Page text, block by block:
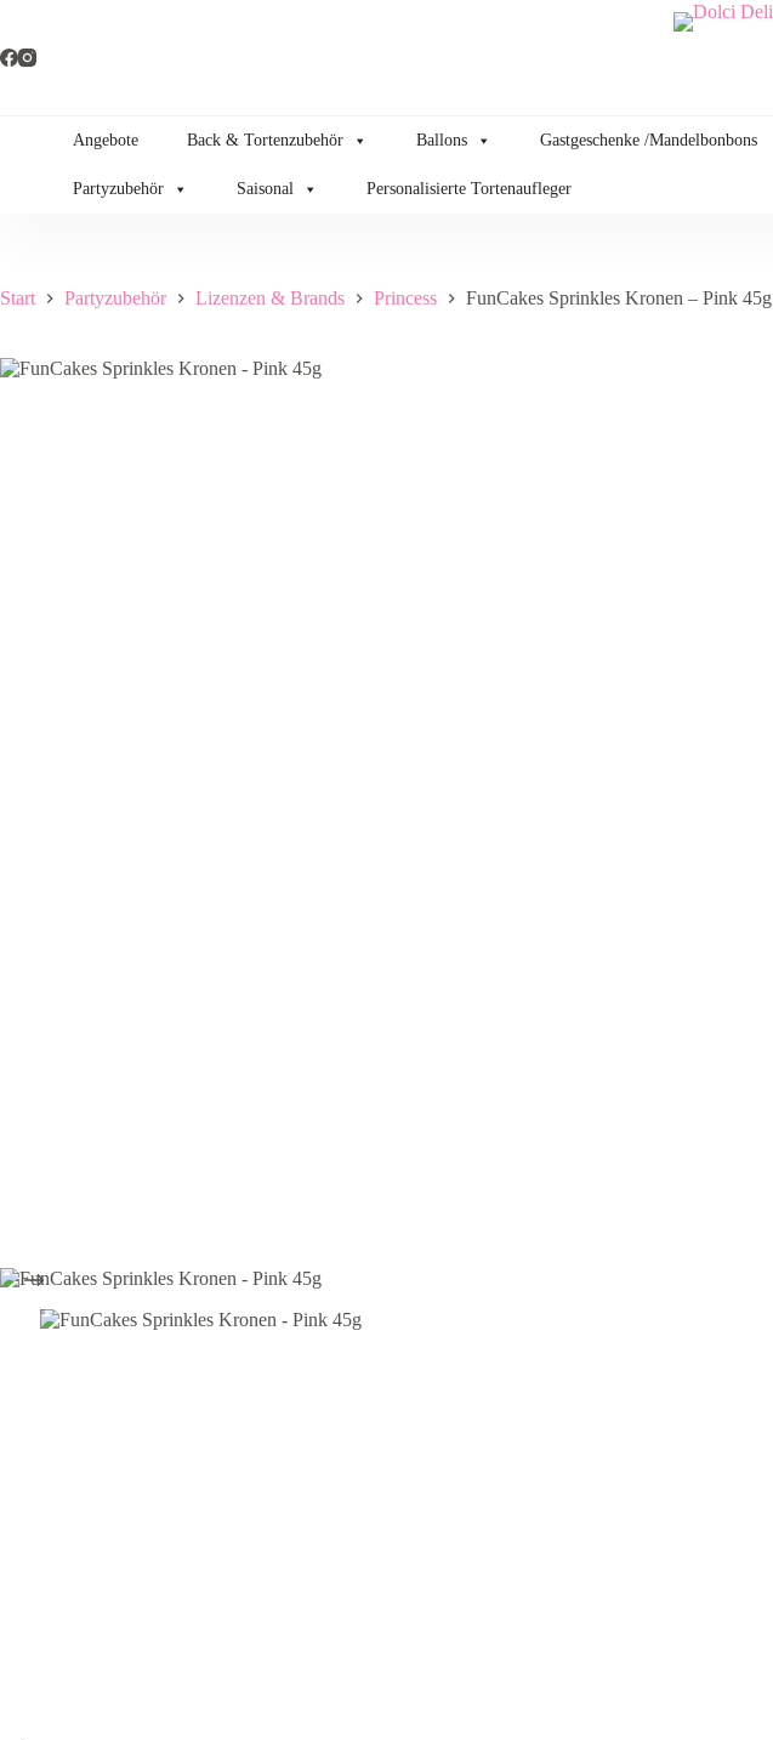
springen
Angebote Back & Tortenzubehör Ballons Gastgeschenke /Mandelbonbons
Partyzubehör Saisonal Personalisierte Tortenaufleger
Start Partyzubehör Lizenzen & Brands Princess FunCakes Sprinkles Kronen – Pink 45g